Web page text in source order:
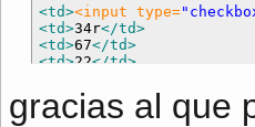
<td><input type=
<td>34r</td>
<td>67</td>
<td>22</td>
<td><input type=
gracias al que